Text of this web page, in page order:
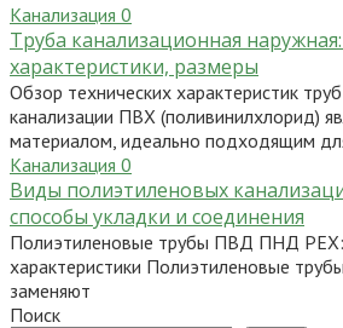
Канализация 0
Труба канализационная
характеристики, размеры
Обзор технических характеристик
канализации ПВХ (поливинилхлорид)
материалом, идеально подходящим
Канализация 0
Виды полиэтиленовых
способы укладки и соединения
Полиэтиленовые трубы ПВД ПНД
характеристики Полиэтиленовые
заменяют
Поиск